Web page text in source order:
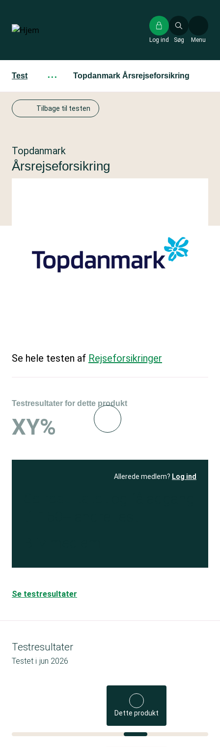
hovedindhold
Søg
Log ind Menu
Test ··· Topdanmark Årsrejseforsikring
Tilbage til testen
Topdanmark
Årsrejseforsikring
Se hele testen af Rejseforsikringer
Testresultater for dette produkt
XY%
Allerede medlem? Log ind
Se testresultater
Testresultater
Testet i jun 2026
Dette produkt